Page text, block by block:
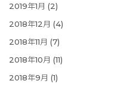
2019年1月 (2)
2018年12月 (4)
2018年11月 (7)
2018年10月 (11)
2018年9月 (1)